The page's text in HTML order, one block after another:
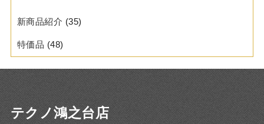
新商品紹介 (35)
特価品 (48)
テクノ鴻之台店